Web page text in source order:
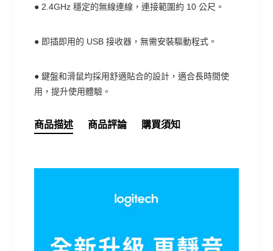
● 2.4GHz 穩定的無線連線，連接範圍約 10 公尺。
● 即插即用的 USB 接收器，無需安裝驅動程式。
● 鍵盤和滑鼠均採用舒適貼合的設計，適合長時間使
用，提升使用體驗。
商品描述 商品評論 購買須知